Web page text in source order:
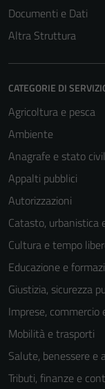
Documenti e Dati
Altra Struttura
CATEGORIE DI
Agricoltura e pesca
Ambiente
Anagrafe e stato
Appalti pubblici
Autorizzazioni
Catasto, urbanistica
Cultura e tempo
Educazione e
Giustizia, sicurezza
Imprese, commercio
Mobilità e trasporti
Salute, benessere e
Tributi, finanze e